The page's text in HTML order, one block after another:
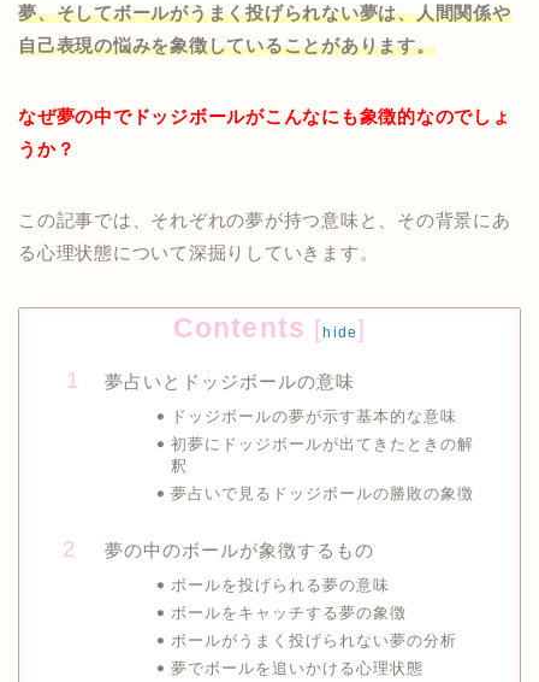
夢、そしてボールがうまく投げられない夢は、人間関係や
自己表現の悩みを象徴していることがあります。
なぜ夢の中でドッジボールがこんなにも象徴的なのでしょ
うか？
この記事では、それぞれの夢が持つ意味と、その背景にあ
る心理状態について深掘りしていきます。
Contents [hide]
夢占いとドッジボールの意味
ドッジボールの夢が示す基本的な意味
初夢にドッジボールが出てきたときの解
釈
夢占いで見るドッジボールの勝敗の象徴
夢の中のボールが象徴するもの
ボールを投げられる夢の意味
ボールをキャッチする夢の象徴
ボールがうまく投げられない夢の分析
夢でボールを追いかける心理状態